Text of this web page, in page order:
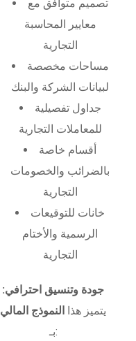
تصميم متوافق مع
معايير المحاسبة
التجارية
مساحات مخصصة
لبيانات الشركة والبنك
جداول تفصيلية
للمعاملات التجارية
أقسام خاصة
بالضرائب والخصومات
التجارية
خانات للتوقيعات
الرسمية والأختام
التجارية
جودة وتنسيق احترافي:
يتميز هذا
النموذج المالي
بـ: